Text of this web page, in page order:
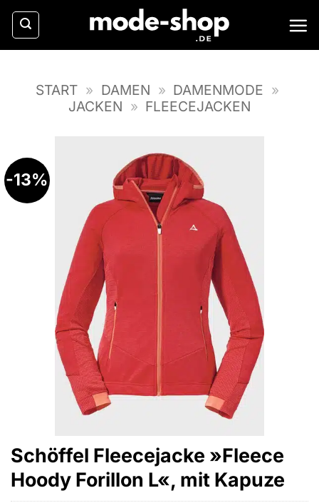
Zum
Inhalt
springen
START » DAMEN » DAMENMODE »
JACKEN » FLEECEJACKEN
-13%
Schöffel Fleecejacke »Fleece
Hoody Forillon L«, mit Kapuze